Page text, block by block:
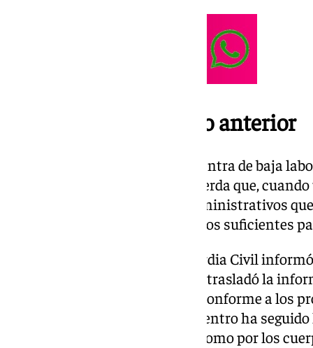
De baja desde el curso anterior
El docente investigado se encuentra de baja
Administración educativa recuerda que,
judicial, los procedimientos administrativos
juez determine si existen motivos suficientes
Tras recibir la denuncia, la Guardia Civil
hechos. El colegio, por su parte, trasladó la
Educativa para que se actuara conforme a los
casos. Desde ese momento, el centro ha
tanto por la autoridad judicial como por los